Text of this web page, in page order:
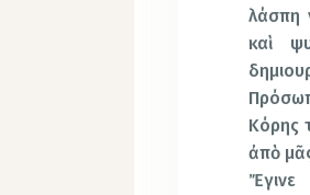
λάσπη
καὶ
Κόρης
ἀπὸ